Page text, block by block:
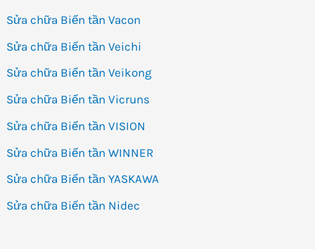
Sửa chữa Biến tần Vacon
Sửa chữa Biến tần Veichi
Sửa chữa Biến tần Veikong
Sửa chữa Biến tần Vicruns
Sửa chữa Biến tần VISION
Sửa chữa Biến tần WINNER
Sửa chữa Biến tần YASKAWA
Sửa chữa Biến tần Nidec